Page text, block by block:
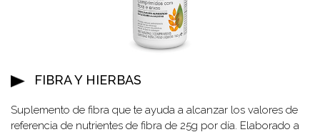
FIBRA Y HIERBAS
Suplemento de fibra que te ayuda a alcanzar los valores de
referencia de nutrientes de fibra de 25g por día. Elaborado a